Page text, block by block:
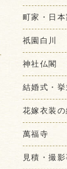
町家・日
祇園白川
神社仏閣
結婚式・
花嫁衣装
萬福寺
見積・撮影